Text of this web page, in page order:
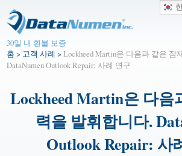
30일 내 환불 보증
홈 > 고객 사례 >Lockheed Martin은 다음과 같은 잠
DataNumen Outlook Repair: 사례 연구
Lockheed Martin은 다음
력을 발휘합니다.
Outlook Repair: 사